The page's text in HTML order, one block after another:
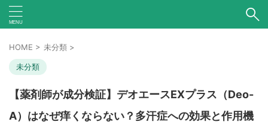
HOME > 未分類 >
未分類
【薬剤師が成分検証】デオエースEXプラス（Deo-
A）はなぜ痒くならない？多汗症への効果と作用機